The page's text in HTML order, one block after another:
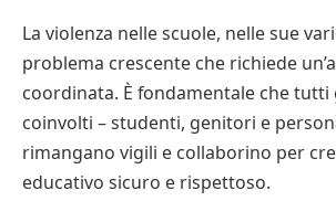
La violenza nelle scuole, nelle sue
problema crescente che richiede
coordinata. È fondamentale che
coinvolti – studenti, genitori e
rimangano vigili e collaborino per
educativo sicuro e rispettoso.